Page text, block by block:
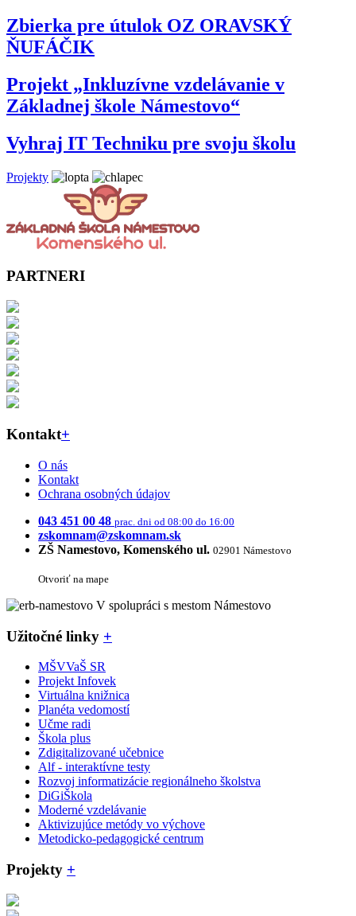
Zbierka pre útulok OZ ORAVSKÝ
ŇUFÁČIK
Projekt „Inkluzívne vzdelávanie v
Základnej škole Námestovo“
Vyhraj IT Techniku pre svoju školu
Projekty
PARTNERI
Kontakt+
O nás
Kontakt
Ochrana osobných údajov
043 451 00 48 prac. dni od 08:00 do 16:00
zskomnam@zskomnam.sk
ZŠ Namestovo, Komenského ul. 02901 Námestovo
Otvoriť na mape
V spolupráci s mestom Námestovo
Užitočné linky +
MŠVVaŠ SR
Projekt Infovek
Virtuálna knižnica
Planéta vedomostí
Učme radi
Škola plus
Zdigitalizované učebnice
Alf - interaktívne testy
Rozvoj informatizácie regionálneho školstva
DiGiŠkola
Moderné vzdelávanie
Aktivizujúce metódy vo výchove
Metodicko-pedagogické centrum
Projekty +